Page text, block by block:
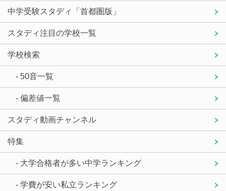
中学受験スタディ「首都圏版」
スタディ注目の学校一覧
学校検索
- 50音一覧
- 偏差値一覧
スタディ動画チャンネル
特集
- 大学合格者が多い中学ランキング
- 学費が安い私立ランキング